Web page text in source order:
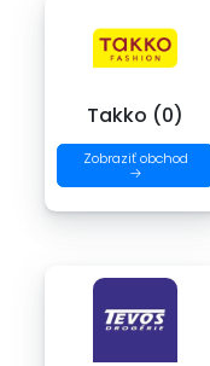
Takko (0)
Zobraziť obchod
→